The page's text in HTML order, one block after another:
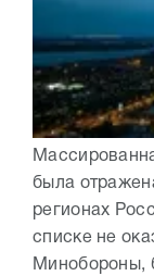
была
регионах
списке не
Минобороны,